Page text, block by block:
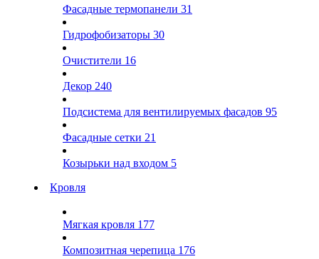
Фасадные термопанели 31
Гидрофобизаторы 30
Очистители 16
Декор 240
Подсистема для вентилируемых фасадов 95
Фасадные сетки 21
Козырьки над входом 5
Кровля
Мягкая кровля 177
Композитная черепица 176